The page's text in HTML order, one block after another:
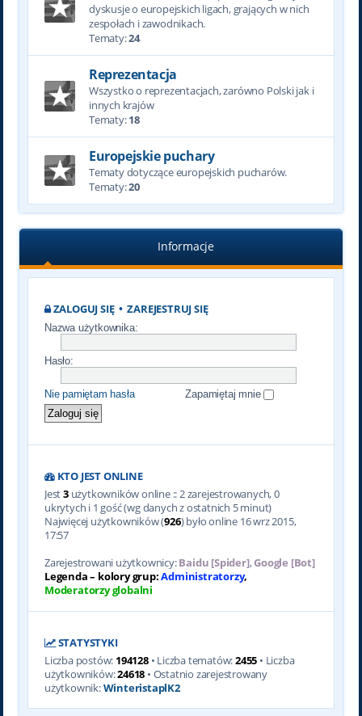
dyskusje o europejskich ligach, grających w nich
zespołach i zawodnikach.
Tematy:24
Reprezentacja
Wszystko o reprezentacjach, zarówno Polski jak i
innych krajów
Tematy:18
Europejskie puchary
Tematy dotyczące europejskich pucharów.
Tematy:20
Informacje
ZALOGUJ SIĘ•ZAREJESTRUJ SIĘ
Nazwa użytkownika:
Hasło:
Nie pamiętam hasła Zapamiętaj mnie
KTO JEST ONLINE
Jest3użytkowników online :: 2 zarejestrowanych, 0
ukrytych i 1 gość (wg danych z ostatnich 5 minut)
Najwięcej użytkowników (926) było online 16 wrz 2015,
17:57
Zarejestrowani użytkownicy:Baidu [Spider],Google [Bot]
Legenda – kolory grup:Administratorzy,
Moderatorzy globalni
STATYSTYKI
Liczba postów: 194128• Liczba tematów:2455 • Liczba
użytkowników:24618 • Ostatnio zarejestrowany
użytkownik:WinteristaplK2